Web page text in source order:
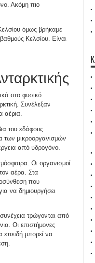
Ακόμη πιο
όμως βρήκαμε
Κελσίου. Είναι
στο φυσικό
Συνέλεξαν
αέρια.
του εδάφους
των μικροοργανισμών
από υδρογόνο.
Οι οργανισμοί
αέρα. Στα
που
να δημιουργήσει
τρώγονται από
Οι επιστήμονες
επειδή μπορεί να